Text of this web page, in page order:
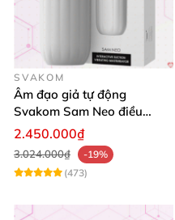
SVAKOM
Âm đạo giả tự động
Svakom Sam Neo điều
khiển app tương tác
webcam cao cấp
2.450.000₫
3.024.000₫
-19%
(473)